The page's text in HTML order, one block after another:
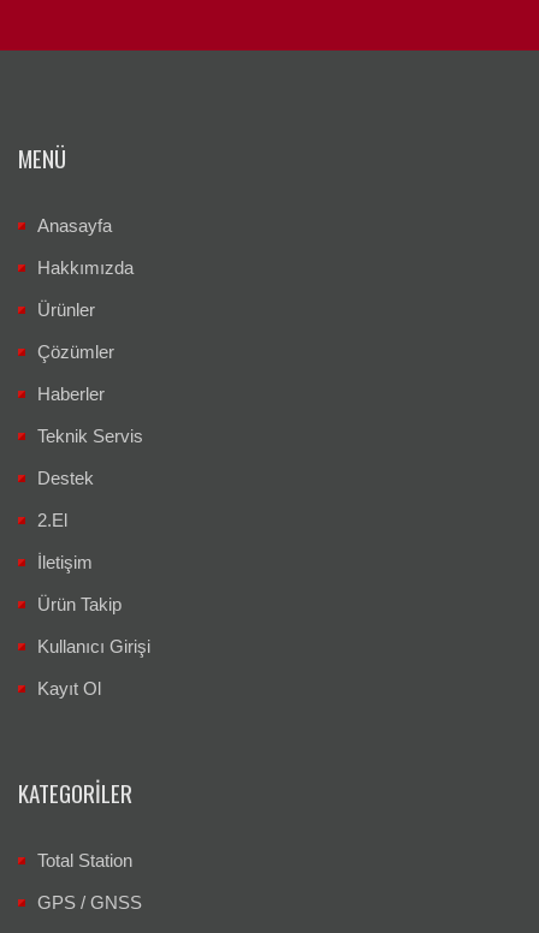
MENÜ
Anasayfa
Hakkımızda
Ürünler
Çözümler
Haberler
Teknik Servis
Destek
2.El
İletişim
Ürün Takip
Kullanıcı Girişi
Kayıt Ol
KATEGORILER
Total Station
GPS / GNSS